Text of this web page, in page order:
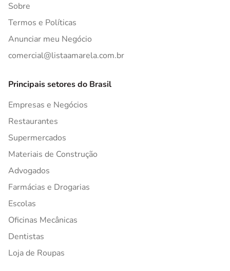
Sobre
Termos e Políticas
Anunciar meu Negócio
comercial@listaamarela.com.br
Principais setores do Brasil
Empresas e Negócios
Restaurantes
Supermercados
Materiais de Construção
Advogados
Farmácias e Drogarias
Escolas
Oficinas Mecânicas
Dentistas
Loja de Roupas